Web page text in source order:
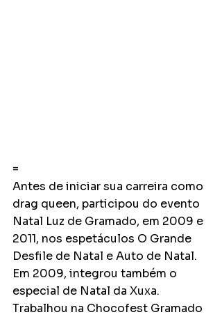
=
Antes de iniciar sua carreira como
drag queen, participou do evento
Natal Luz de Gramado, em 2009 e
2011, nos espetáculos O Grande
Desfile de Natal e Auto de Natal.
Em 2009, integrou também o
especial de Natal da Xuxa.
Trabalhou na Chocofest Gramado